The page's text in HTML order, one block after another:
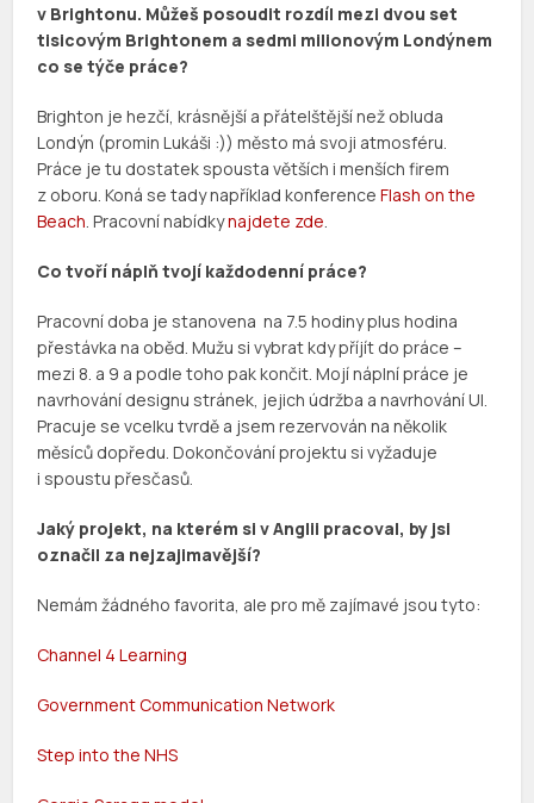
v Brightonu. Můžeš posoudit rozdíl mezi dvou set
tisicovým Brightonem a sedmi milionovým Londýnem
co se týče práce?
Brighton je hezčí, krásnější a přátelštější než obluda
Londýn (promin Lukáši :)) město má svoji atmosféru.
Práce je tu dostatek spousta větších i menších firem
z oboru. Koná se tady například konferenceFlash on the
Beach . Pracovní nabídkynajdete zde
Co tvoří náplň tvojí každodenní práce?
Pracovní doba je stanovena na 7.5 hodiny plus hodina
přestávka na oběd. Mužu si vybrat kdy příjít do práce –
mezi 8. a 9 a podle toho pak končit. Mojí náplní práce je
navrhování designu stránek, jejich údržba a navrhování UI.
Pracuje se vcelku tvrdě a jsem rezervován na několik
měsíců dopředu. Dokončování projektu si vyžaduje
i spoustu přesčasů.
Jaký projekt, na kterém si v Anglii pracoval, by jsi
označil za nejzajimavější?
Nemám žádného favorita, ale pro mě zajímavé jsou tyto:
Channel 4 Learning
Government Communication Network
Step into the NHS